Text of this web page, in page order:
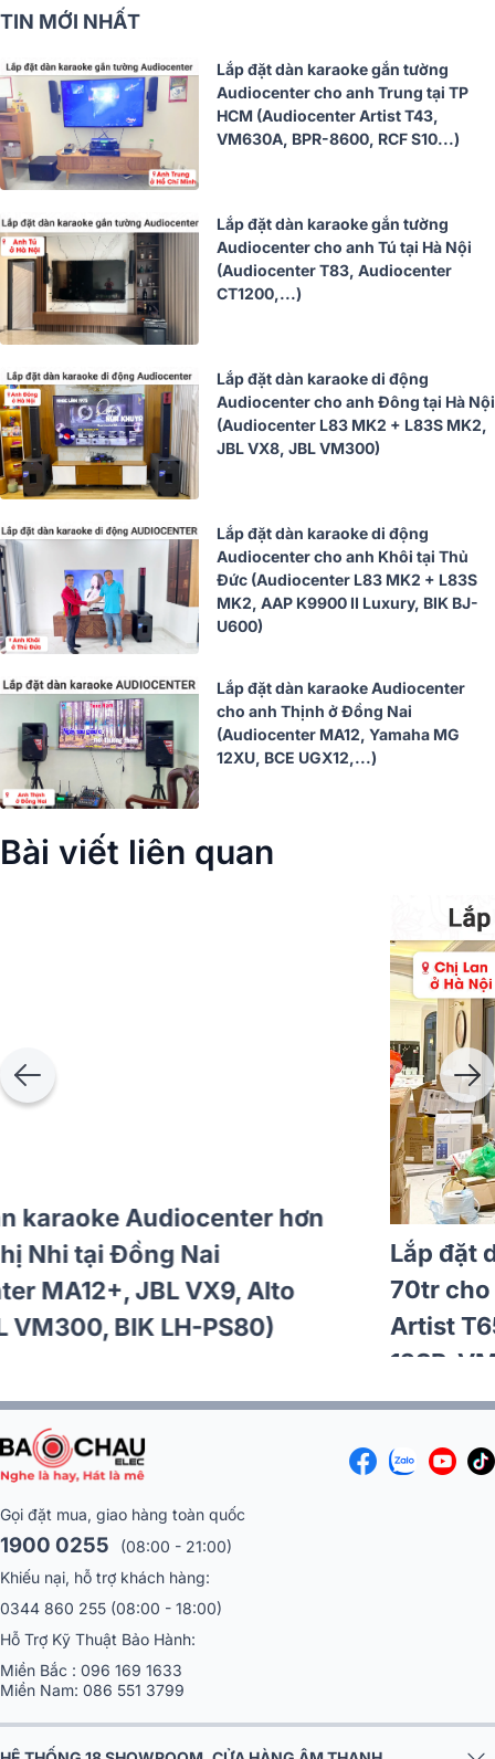
TIN MỚI NHẤT
Lắp đặt dàn karaoke gắn tường
Audiocenter cho anh Trung tại TP
HCM (Audiocenter Artist T43,
VM630A, BPR-8600, RCF S10...)
Lắp đặt dàn karaoke gắn tường
Audiocenter cho anh Tú tại Hà Nội
(Audiocenter T83, Audiocenter
CT1200,...)
Lắp đặt dàn karaoke di động
Audiocenter cho anh Đông tại Hà Nội
(Audiocenter L83 MK2 + L83S MK2,
JBL VX8, JBL VM300)
Lắp đặt dàn karaoke di động
Audiocenter cho anh Khôi tại Thủ
Đức (Audiocenter L83 MK2 + L83S
MK2, AAP K9900 II Luxury, BIK BJ-
U600)
Lắp đặt dàn karaoke Audiocenter
cho anh Thịnh ở Đồng Nai
(Audiocenter MA12, Yamaha MG
12XU, BCE UGX12,...)
Bài viết liên quan
Lắp đặt dàn karaoke Audiocenter hơn
49tr cho chị Nhi tại Đồng Nai
(Audiocenter MA12+, JBL VX9, Alto
TS12S, JBL VM300, BIK LH-PS80)
Gọi đặt mua, giao hàng toàn quốc
1900 0255
(08:00 - 21:00)
Khiếu nại, hỗ trợ khách hàng:
0344 860 255 (08:00 - 18:00)
Hỗ Trợ Kỹ Thuật Bảo Hành:
Miền Bắc : 096 169 1633
Miền Nam: 086 551 3799